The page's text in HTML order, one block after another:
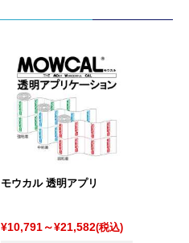
モウカル 透明アプリ
¥10,791～¥21,582(税込)